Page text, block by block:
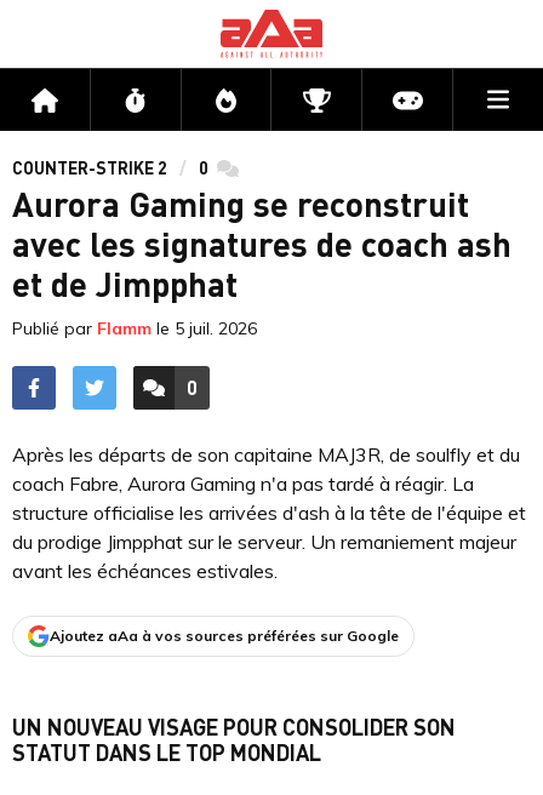
Accueil Flux Directs CompétitionsActu jeux
COUNTER-STRIKE 2 0 commentaires
Aurora Gaming se reconstruit
avec les signatures de coach ash
et de Jimpphat
Publié par Flamm le 5 juil. 2026
ACCÉDER AUX
0
COMMENTAIRES
Après les départs de son capitaine MAJ3R, de soulfly et du
coach Fabre, Aurora Gaming n'a pas tardé à réagir. La
structure officialise les arrivées d'ash à la tête de l'équipe et
du prodige Jimpphat sur le serveur. Un remaniement majeur
avant les échéances estivales.
Ajoutez aAa à vos sources préférées sur Google
UN NOUVEAU VISAGE POUR CONSOLIDER SON
STATUT DANS LE TOP MONDIAL